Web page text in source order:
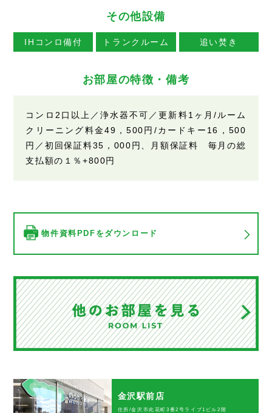
その他設備
IHコンロ備付 トランクルーム 追い焚き
お部屋の特徴・備考
コンロ2口以上／浄水器不可／更新料1ヶ月/ルーム
クリーニング料金49，500円/カードキー16，500
円／初回保証料35，000円、月額保証料 毎月の総
支払額の１％+800円
物件資料PDFをダウンロード
金沢駅前店
住所/金沢市此花町3番2号ライブ1ビル2階